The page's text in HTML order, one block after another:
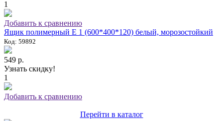
1
Добавить к сравнению
Ящик полимерный E 1 (600*400*120) белый, морозостойкий
Код: 59892
549 р.
Узнать скидку!
1
Добавить к сравнению
Перейти в каталог